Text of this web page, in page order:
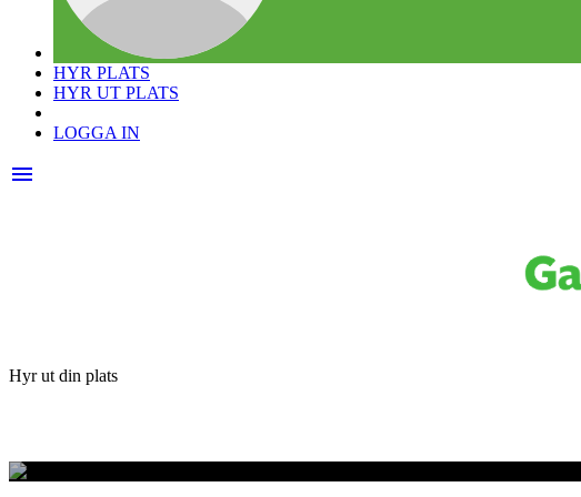
HYR PLATS
HYR UT PLATS
LOGGA IN
menu
Hyr ut din plats